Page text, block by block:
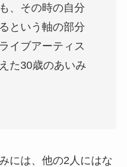
、その時の自分
という軸の部分
イブアーティス
た30歳のあいみ
には、他の2人にはな